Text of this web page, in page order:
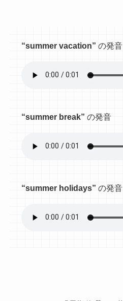
“summer vacation” の発音
“summer break” の発音
“summer holidays” の発音